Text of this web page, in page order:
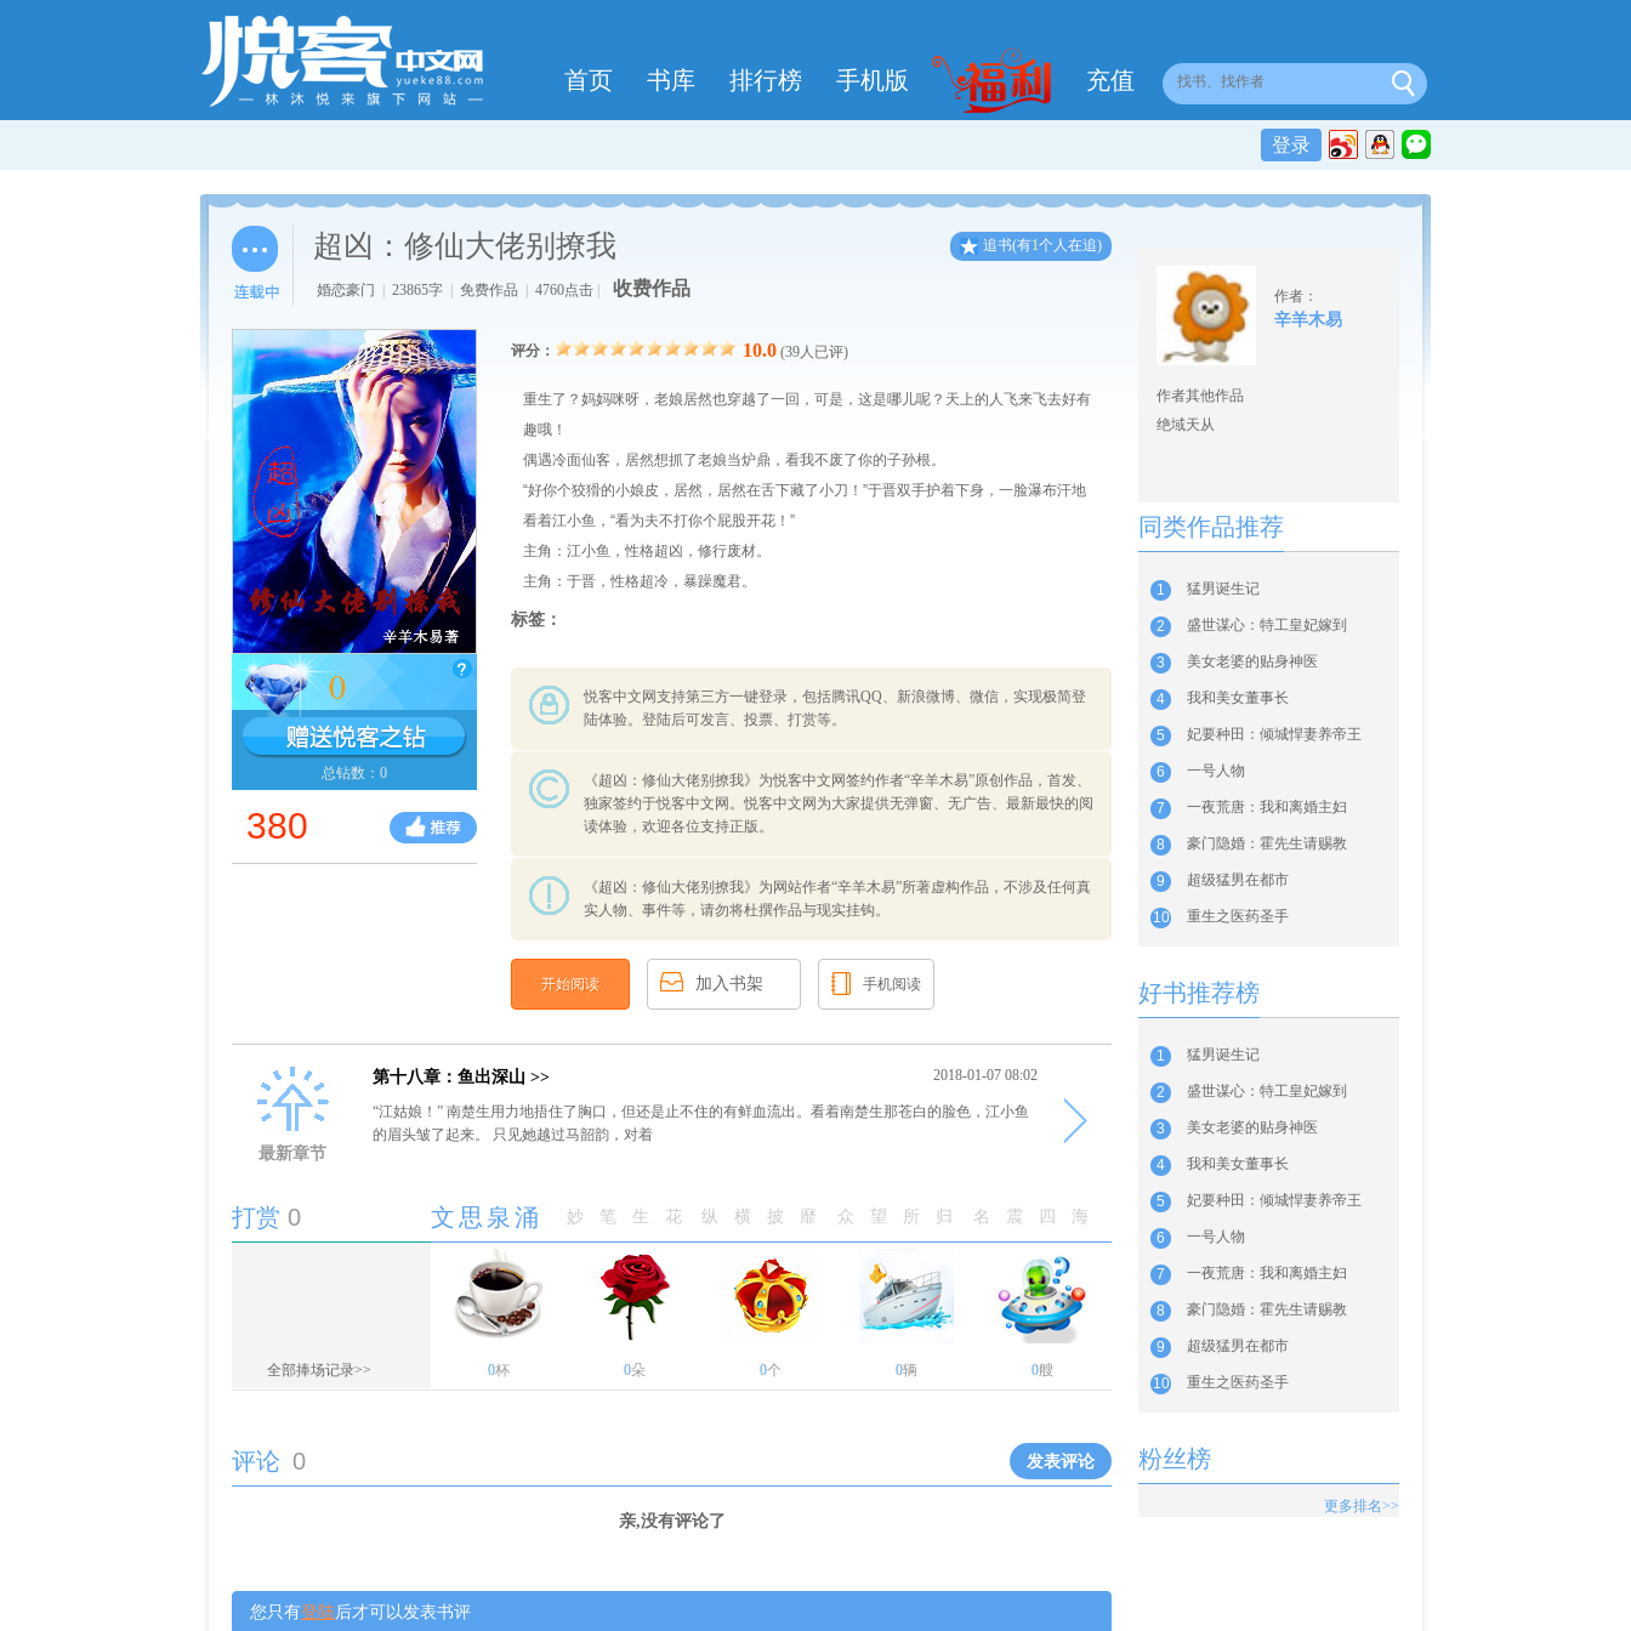
首页 书库 排行榜 手机版 充值
登录
追书(有1个人在追)
超凶：修仙大佬别撩我
婚恋豪门 23865字 免费作品 4760点击 收费作品
0
总钻数：0
380
评分： 10.0 (39人已评)
重生了？妈妈咪呀，老娘居然也穿越了一回，可是，这是哪儿呢？天上的人飞来飞去好有
趣哦！
偶遇冷面仙客，居然想抓了老娘当炉鼎，看我不废了你的子孙根。
“好你个狡猾的小娘皮，居然，居然在舌下藏了小刀！”于晋双手护着下身，一脸瀑布汗地
看着江小鱼，“看为夫不打你个屁股开花！”
主角：江小鱼，性格超凶，修行废材。
主角：于晋，性格超冷，暴躁魔君。
标签：
悦客中文网支持第三方一键登录，包括腾讯QQ、新浪微博、微信，实现极简登
陆体验。登陆后可发言、投票、打赏等。
《超凶：修仙大佬别撩我》为悦客中文网签约作者“辛羊木易”原创作品，首发、
独家签约于悦客中文网。悦客中文网为大家提供无弹窗、无广告、最新最快的阅
读体验，欢迎各位支持正版。
《超凶：修仙大佬别撩我》为网站作者“辛羊木易”所著虚构作品，不涉及任何真
实人物、事件等，请勿将杜撰作品与现实挂钩。
开始阅读 加入书架 手机阅读
最新章节
2018-01-07 08:02
第十八章：鱼出深山 >>
“江姑娘！” 南楚生用力地捂住了胸口，但还是止不住的有鲜血流出。看着南楚生那苍白的脸色，江小鱼
的眉头皱了起来。 只见她越过马韶韵，对着
打赏 0 文思泉涌 妙笔生花 纵横披靡 众望所归 名震四海
全部捧场记录>> 0杯 0朵 0个 0辆 0艘
发表评论
评论 0
亲,没有评论了
您只有登陆后才可以发表书评
作者：
辛羊木易
作者其他作品
绝域天从
同类作品推荐
1 猛男诞生记
2 盛世谋心：特工皇妃嫁到
3 美女老婆的贴身神医
4 我和美女董事长
5 妃要种田：倾城悍妻养帝王
6 一号人物
7 一夜荒唐：我和离婚主妇
8 豪门隐婚：霍先生请赐教
9 超级猛男在都市
10 重生之医药圣手
好书推荐榜
1 猛男诞生记
2 盛世谋心：特工皇妃嫁到
3 美女老婆的贴身神医
4 我和美女董事长
5 妃要种田：倾城悍妻养帝王
6 一号人物
7 一夜荒唐：我和离婚主妇
8 豪门隐婚：霍先生请赐教
9 超级猛男在都市
10 重生之医药圣手
粉丝榜
更多排名>>